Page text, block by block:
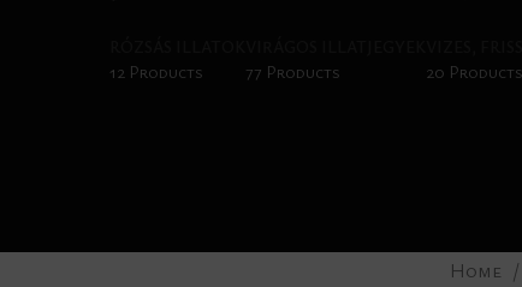
12 Products
77 Products
20 Products
Home